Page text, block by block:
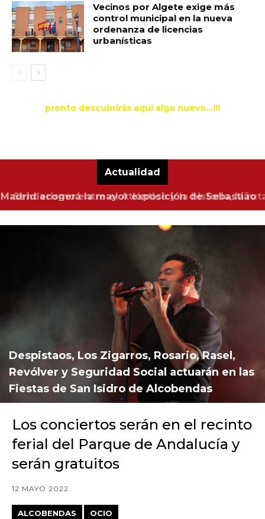
Vecinos por Algete exige más
control municipal en la nueva
ordenanza de licencias
urbanísticas
pronto descubrirás aquí algo nuevo...!!!